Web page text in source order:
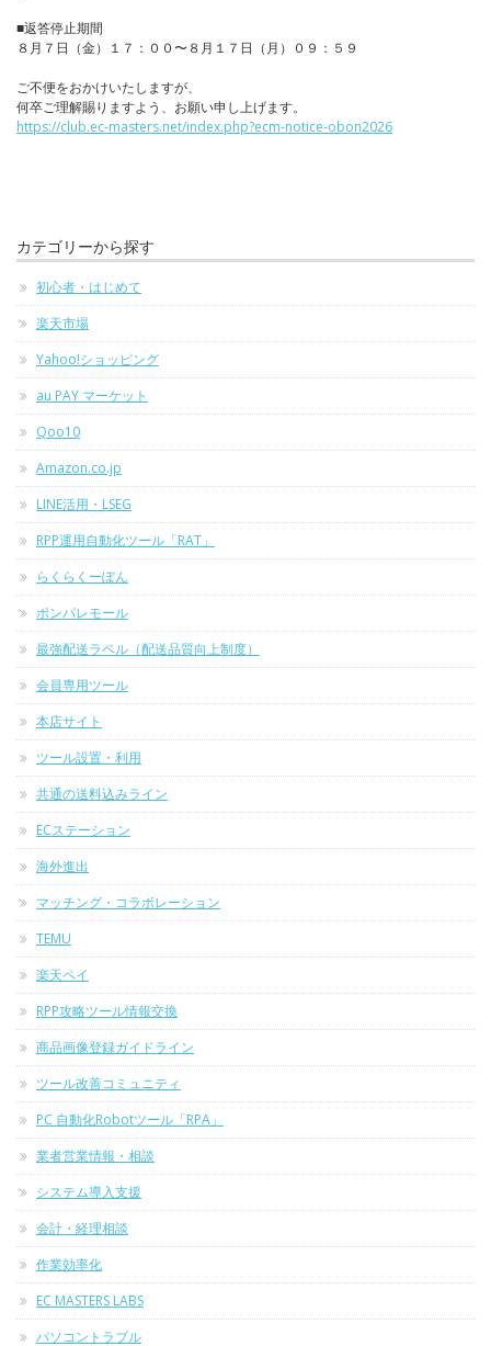
■返答停止期間
８月７日（金）１７：００〜８月１７日（月）０９：５９
ご不便をおかけいたしますが、
何卒ご理解賜りますよう、お願い申し上げます。
https://club.ec-masters.net/index.php?ecm-notice-obon2026
カテゴリーから探す
初心者・はじめて
楽天市場
Yahoo!ショッピング
au PAY マーケット
Qoo10
Amazon.co.jp
LINE活用・LSEG
RPP運用自動化ツール「RAT」
らくらくーぽん
ポンパレモール
最強配送ラベル（配送品質向上制度）
会員専用ツール
本店サイト
ツール設置・利用
共通の送料込みライン
ECステーション
海外進出
マッチング・コラボレーション
TEMU
楽天ペイ
RPP攻略ツール情報交換
商品画像登録ガイドライン
ツール改善コミュニティ
PC 自動化Robotツール「RPA」
業者営業情報・相談
システム導入支援
会計・経理相談
作業効率化
EC MASTERS LABS
パソコントラブル